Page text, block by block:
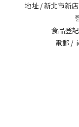
地址 / 新北市新
食品登
電郵 /